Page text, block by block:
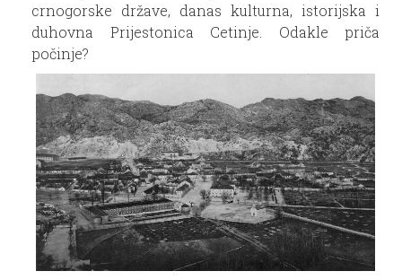
crnogorske države, danas kulturna, istorijska i
duhovna Prijestonica Cetinje. Odakle priča
počinje?